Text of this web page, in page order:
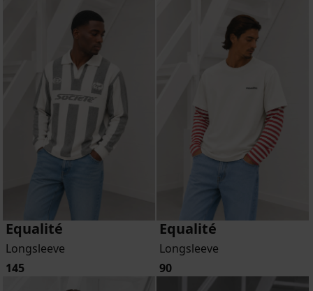
Equalité
Longsleeve
145
Equalité
Longsleeve
90